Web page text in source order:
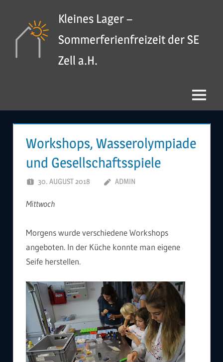
springen
Kleines Lager –
Sommerferienfreizeit der SE
Zell a.H.
Menü
Workshops, Wasserolympiade
und Gesellschaftsspiele
30. AUGUST 2018 ADMIN
Mittwoch
Morgens wurde verschiedene Workshops
angeboten. In der Küche konnte man eigene
Seife herstellen.